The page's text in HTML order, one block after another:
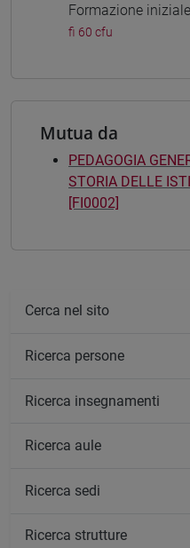
Formazione
fi 60 cfu
Mutua da
PEDAGOGIA
STORIA DELLE
[FI0002]
Cerca nel sito
Ricerca persone
Ricerca insegnamenti
Ricerca aule
Ricerca sedi
Ricerca strutture